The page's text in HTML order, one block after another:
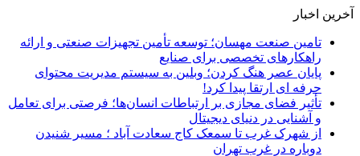
آخرین اخبار
تامین صنعت مهسان؛ توسعه تأمین تجهیزات صنعتی و ارائه
راهکارهای تخصصی برای صنایع
پایان عصر هنگ کردن؛ وبلین به سیستم مدیریت محتوای
حرفه ای ارتقا پیدا کرد!
تأثیر فضای مجازی بر ارتباطات انسان‌ها؛ فرصتی برای تعامل
و آشنایی در دنیای دیجیتال
از شهرک غرب تا سمعک کاج سعادت آباد ؛ مسیر شنیدن
دوباره در غرب تهران